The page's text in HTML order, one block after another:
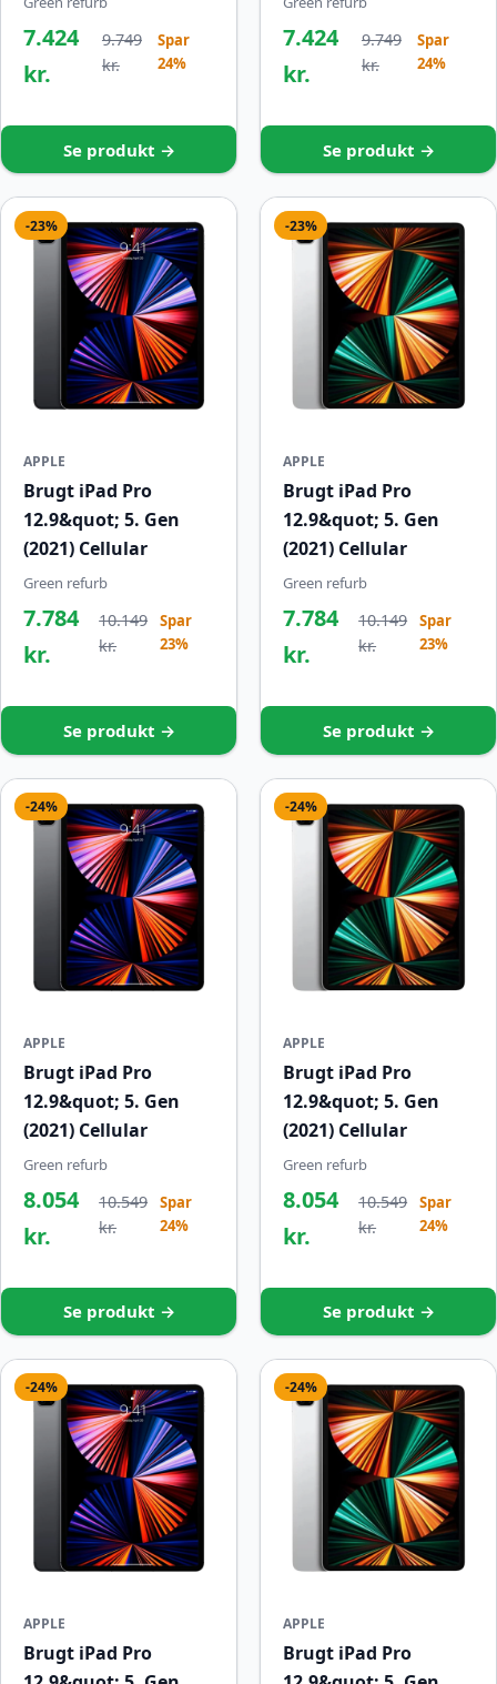
7.424
kr.
9.749
kr.
Spar
24%
Se produkt →
7.424
kr.
9.749
kr.
Spar
24%
Se produkt →
-23%
APPLE
Brugt iPad Pro
12.9&quot; 5. Gen
(2021) Cellular
Green refurb
7.784
kr.
10.149
kr.
Spar
23%
Se produkt →
-23%
APPLE
Brugt iPad Pro
12.9&quot; 5. Gen
(2021) Cellular
Green refurb
7.784
kr.
10.149
kr.
Spar
23%
Se produkt →
-24%
APPLE
Brugt iPad Pro
12.9&quot; 5. Gen
(2021) Cellular
Green refurb
8.054
kr.
10.549
kr.
Spar
24%
Se produkt →
-24%
APPLE
Brugt iPad Pro
12.9&quot; 5. Gen
(2021) Cellular
Green refurb
8.054
kr.
10.549
kr.
Spar
24%
Se produkt →
-24%
APPLE
Brugt iPad Pro
-24%
APPLE
Brugt iPad Pro